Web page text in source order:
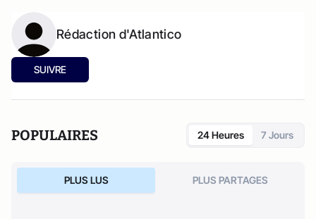
Rédaction d'Atlantico
SUIVRE
POPULAIRES 24 Heures 7 Jours
PLUS LUS PLUS PARTAGES